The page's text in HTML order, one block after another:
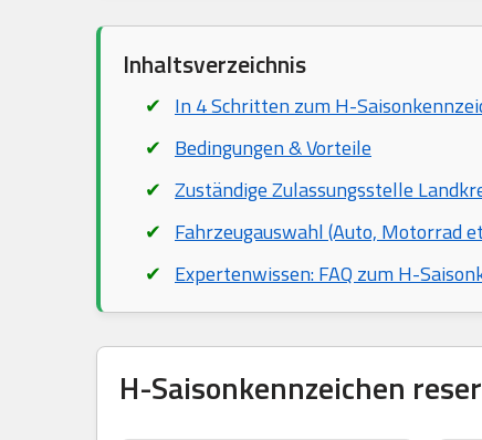
Inhaltsverzeichnis
In 4 Schritten zum H-
Bedingungen & Vorteile
Zuständige Zulassungsstelle
Fahrzeugauswahl (Auto, Motorrad
Expertenwissen: FAQ zum H-
H-Saisonkennzeichen